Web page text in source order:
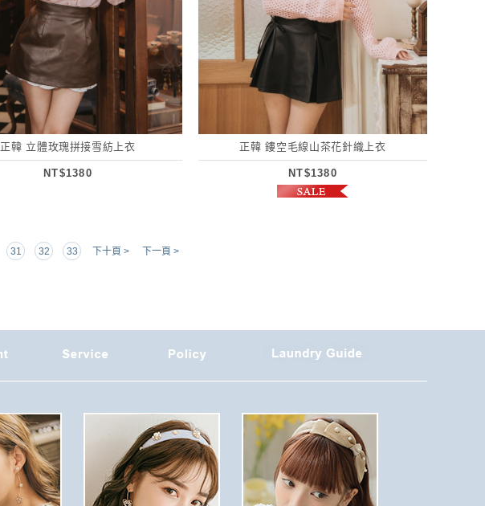
正韓 立體玫瑰拼接雪紡上衣
NT$1380
正韓 鏤空毛線山茶花針織上衣
NT$1380
31 32 33 下十頁 > 下一頁 >